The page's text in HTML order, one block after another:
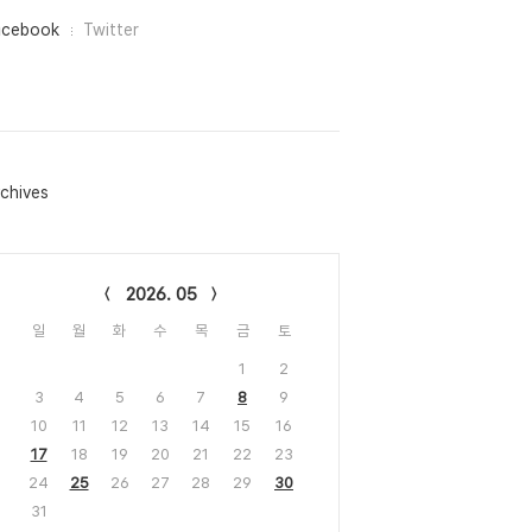
Twitter
2026. 05
일 월 화 수 목 금 토
1
2
3
4 5 6 7 8
9
10
11 12 13 14 15
16
17
18 19 20 21 22
23
24
25 26 27 28 29
30
31